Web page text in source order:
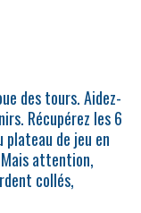
des tours. Aidez-
Récupérez les 6
de jeu en
attention,
collés,